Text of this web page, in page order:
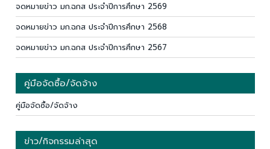
จดหมายข่าว มก.ฉกส ประจำปีการศึกษา 2569
จดหมายข่าว มก.ฉกส ประจำปีการศึกษา 2568
จดหมายข่าว มก.ฉกส ประจำปีการศึกษา 2567
คู่มือจัดซื้อ/จัดจ้าง
คู่มือจัดซื้อ/จัดจ้าง
ข่าว/กิจกรรมล่าสุด